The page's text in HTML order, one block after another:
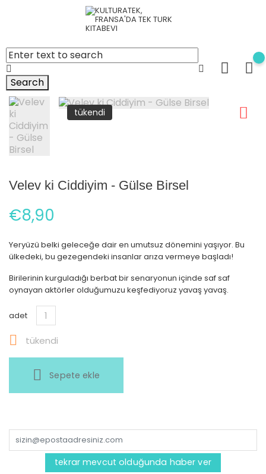
Search
tükendi
Velev ki Ciddiyim - Gülse Birsel
€8,90
Yeryüzü belki geleceğe dair en umutsuz dönemini yaşıyor. Bu
ülkedeki, bu gezegendeki insanlar arıza vermeye başladı!
Birilerinin kurguladığı berbat bir senaryonun içinde saf saf
oynayan aktörler olduğumuzu keşfediyoruz yavaş yavaş.
adet
 tükendi
Sepete ekle
tekrar mevcut olduğunda haber ver